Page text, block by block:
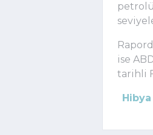
ise
tarihli